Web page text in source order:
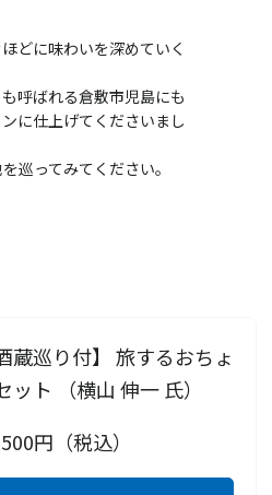
酒蔵巡り付】 旅するおちょ
ット （横山 伸一 氏）
円（税込）
どに味わいを深めていく
呼ばれる倉敷市児島にも
に仕上げてくださいまし
巡ってみてください。